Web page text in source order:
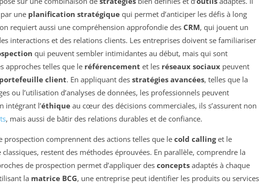
une planification stratégique qui permet d’anticiper les défis à long
requiert aussi une compréhension approfondie des CRM, qui jouent un
interactions et des relations clients. Les entreprises doivent se familiariser
qui peuvent sembler intimidantes au début, mais qui sont
approches telles que le référencement et les réseaux sociaux peuvent
portefeuille client. En appliquant des stratégies avancées, telles que la
ou l’utilisation d’analyses de données, les professionnels peuvent
intégrant l’éthique au cœur des décisions commerciales, ils s’assurent non
, mais aussi de bâtir des relations durables et de confiance.
prospection comprennent des actions telles que le cold callinget le
classiques, restent des méthodes éprouvées. En parallèle, comprendre la
de prospection permet d’appliquer des concepts adaptés à chaque
la matrice BCG, une entreprise peut identifier les produits ou services